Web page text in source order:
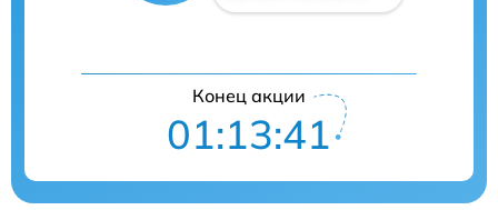
Конец акции
01:13:40